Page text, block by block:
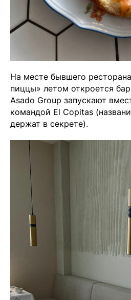
На месте бывшего
пиццы» летом откроется
Asado Group запускают
командой El Copitas
держат в секрете).